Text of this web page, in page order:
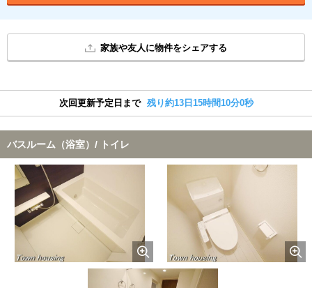
家族や友人に物件をシェアする
次回更新予定日まで 残り約13日15時間10分0秒
バスルーム（浴室）/ トイレ